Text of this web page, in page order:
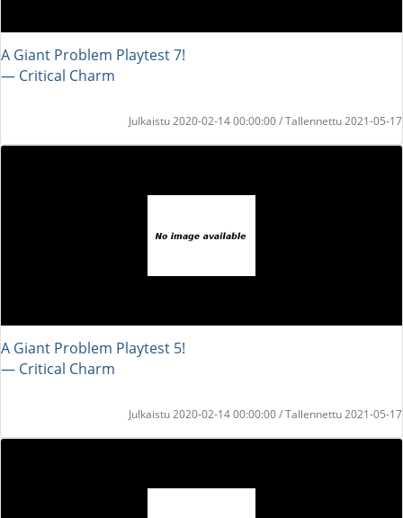
A Giant Problem Playtest 7!
― Critical Charm
Julkaistu 2020-02-14 00:00:00 / Tallennettu 2021-05-17
A Giant Problem Playtest 5!
― Critical Charm
Julkaistu 2020-02-14 00:00:00 / Tallennettu 2021-05-17